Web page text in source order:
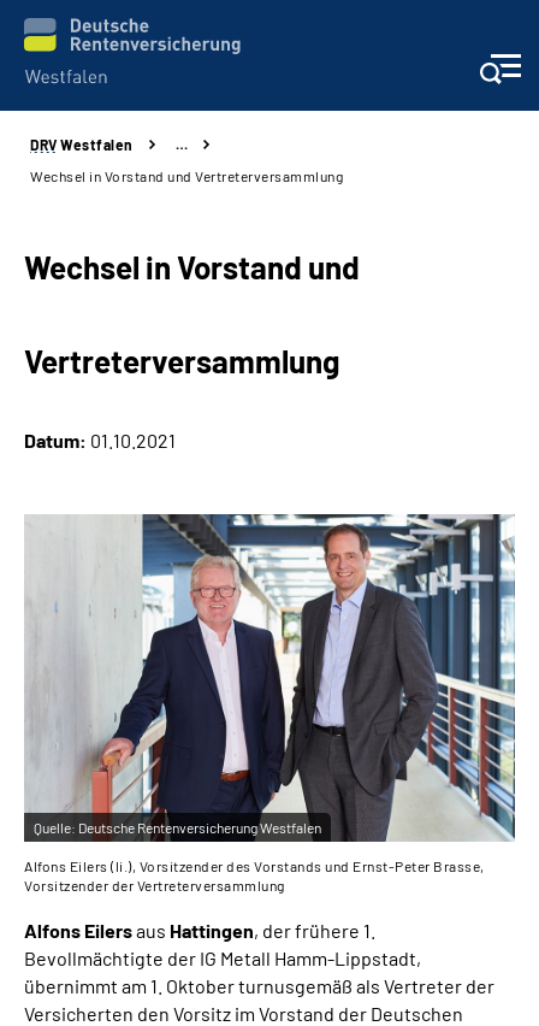
Kontakt und Beratung
Presse
Online-Services
Inhalte in Gebärdensprache (DGS)
Leichte Sprache
Suche
Mein Kundenportal
DRV Westfalen
…
Wechsel in Vorstand und Vertreterversammlung
Wechsel in Vorstand und
Vertreterversammlung
Datum: 01.10.2021
Quelle: Deutsche Rentenversicherung Westfalen
Alfons Eilers (li.), Vorsitzender des Vorstands und Ernst-Peter Brasse,
Vorsitzender der Vertreterversammlung
Alfons Eilersaus Hattingen, der frühere 1.
Bevollmächtigte der IG Metall Hamm-Lippstadt,
übernimmt am 1. Oktober turnusgemäß als Vertreter der
Versicherten den Vorsitz im Vorstand der Deutschen